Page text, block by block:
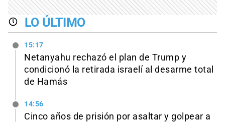
LO ÚLTIMO
15:17
Netanyahu rechazó el plan de Trump y
condicionó la retirada israelí al desarme total
de Hamás
14:56
Cinco años de prisión por asaltar y golpear a